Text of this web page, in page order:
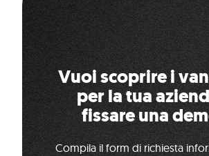
Vuoi scoprire i
per la tua
fissare una
Compila il form di richiesta